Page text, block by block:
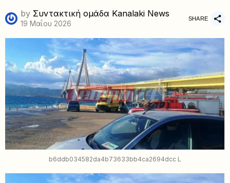
by Συντακτική ομάδα Kanalaki News
19 Μαΐου 2026
SHARE
b6ddb034582da4b73633bb4ca2694dcc L